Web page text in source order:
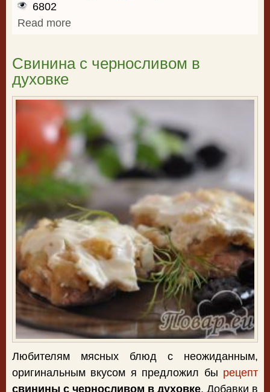
6802
Read more
Свинина с черносливом в
духовке
Любителям мясных блюд с неожиданным,
оригинальным вкусом я предложил бы рецепт
свинины с черносливом в духовке. Добавки в